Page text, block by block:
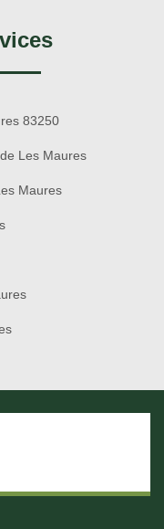
83250
Les Maures
Maures